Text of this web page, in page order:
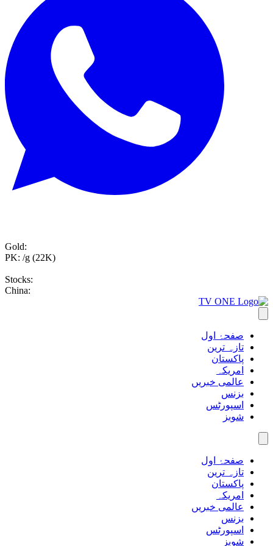
Gold:
PK: /g (22K)
Stocks:
China:
صفحۂ اول
تازہ ترین
پاکستان
امریکہ
عالمی خبریں
بزنس
اسپورٹس
شوبز
صفحۂ اول
تازہ ترین
پاکستان
امریکہ
عالمی خبریں
بزنس
اسپورٹس
شوبز